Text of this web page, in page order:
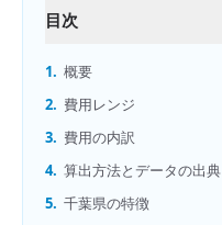
目次
1. 概要
2. 費用レンジ
3. 費用の内訳
4. 算出方法とデータの出典
5. 千葉県の特徴